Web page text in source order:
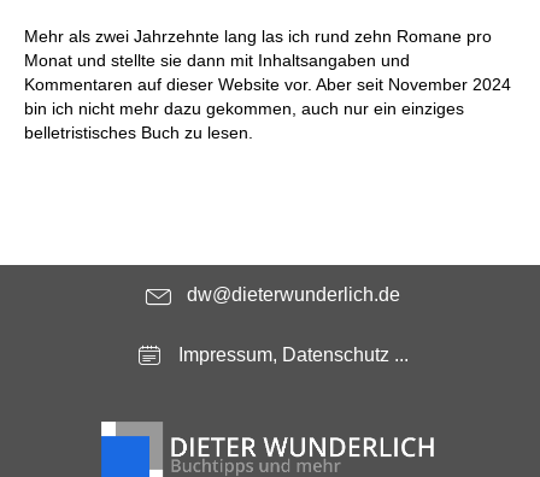
Mehr als zwei Jahrzehnte lang las ich rund zehn Romane pro
Monat und stellte sie dann mit Inhaltsangaben und
Kommentaren auf dieser Website vor. Aber seit November 2024
bin ich nicht mehr dazu gekommen, auch nur ein einziges
belletristisches Buch zu lesen.
dw@dieterwunderlich.de
Impressum, Datenschutz ...